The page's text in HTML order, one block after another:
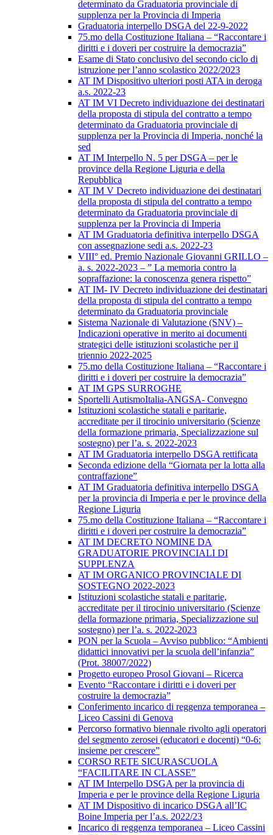
determinato da Graduatoria provinciale di
supplenza per la Provincia di Imperia
Graduatoria interpello DSGA del 22-9-2022
75.mo della Costituzione Italiana – “Raccontare i
diritti e i doveri per costruire la democrazia”
Esame di Stato conclusivo del secondo ciclo di
istruzione per l’anno scolastico 2022/2023
AT IM Dispositivo ulteriori posti ATA in deroga
a.s. 2022-23
AT IM VI Decreto individuazione dei destinatari
della proposta di stipula del contratto a tempo
determinato da Graduatoria provinciale di
supplenza per la Provincia di Imperia, nonché la
sed
AT IM Interpello N. 5 per DSGA – per le
province della Regione Liguria e della
Repubblica
AT IM V Decreto individuazione dei destinatari
della proposta di stipula del contratto a tempo
determinato da Graduatoria provinciale di
supplenza per la Provincia di Imperia
AT IM Graduatoria definitiva interpello DSGA
con assegnazione sedi a.s. 2022-23
VIII° ed. Premio Nazionale Giovanni GRILLO –
a. s. 2022-2023 – ” La memoria contro la
sopraffazione: la conoscenza genera rispetto”
AT IM- IV Decreto individuazione dei destinatari
della proposta di stipula del contratto a tempo
determinato da Graduatoria provinciale
Sistema Nazionale di Valutazione (SNV) –
Indicazioni operative in merito ai documenti
strategici delle istituzioni scolastiche per il
triennio 2022-2025
75.mo della Costituzione Italiana – “Raccontare i
diritti e i doveri per costruire la democrazia”
AT IM GPS SURROGHE
Sportelli AutismoItalia-ANGSA- Convegno
Istituzioni scolastiche statali e paritarie,
accreditate per il tirocinio universitario (Scienze
della formazione primaria, Specializzazione sul
sostegno) per l’a. s. 2022-2023
AT IM Graduatoria interpello DSGA rettificata
Seconda edizione della “Giornata per la lotta alla
contraffazione”
AT IM Graduatoria definitiva interpello DSGA
per la provincia di Imperia e per le province della
Regione Liguria
75.mo della Costituzione Italiana – “Raccontare i
diritti e i doveri per costruire la democrazia”
AT IM DECRETO NOMINE DA
GRADUATORIE PROVINCIALI DI
SUPPLENZA
AT IM ORGANICO PROVINCIALE DI
SOSTEGNO 2022-2023
Istituzioni scolastiche statali e paritarie,
accreditate per il tirocinio universitario (Scienze
della formazione primaria, Specializzazione sul
sostegno) per l’a. s. 2022-2023
PON per la Scuola – Avviso pubblico: “Ambienti
didattici innovativi per la scuola dell’infanzia”
(Prot. 38007/2022)
Progetto europeo Prosol Giovani – Ricerca
Evento “Raccontare i diritti e i doveri per
costruire la democrazia”
Conferimento incarico di reggenza temporanea –
Liceo Cassini di Genova
Percorso formativo biennale rivolto agli operatori
del segmento zerosei (educatori e docenti) “0-6:
insieme per crescere”
CORSO RETE SICURASCUOLA
“FACILITARE IN CLASSE”
AT IM Interpello DSGA per la provincia di
Imperia e per le province della Regione Liguria
AT IM Dispositivo di incarico DSGA all’IC
Boine Imperia per l’a.s. 2022/23
Incarico di reggenza temporanea – Liceo Cassini